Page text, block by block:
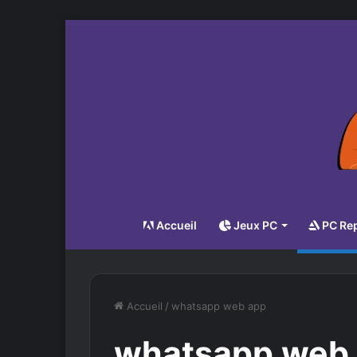
Accueil Jeux PC PC
Accueil / whatsapp web app